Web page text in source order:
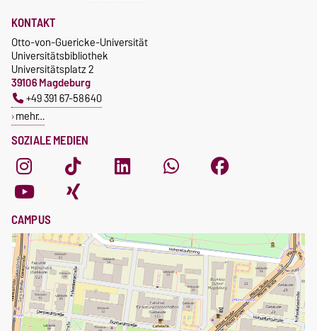
SOZIALE MEDIEN
KONTAKT
Otto-von-Guericke-Universität
Universitätsbibliothek
Universitätsplatz 2
39106 Magdeburg
+49 391 67-58640
mehr…
CAMPUS